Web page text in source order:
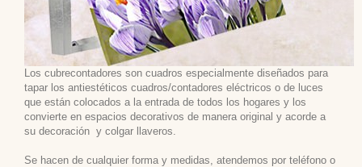
Los cubrecontadores son cuadros especialmente diseñados para
tapar los antiestéticos cuadros/contadores eléctricos o de luces
que están colocados a la entrada de todos los hogares y los
convierte en espacios decorativos de manera original y acorde a
su decoración y colgar llaveros.
Se hacen de cualquier forma y medidas, atendemos por teléfono o